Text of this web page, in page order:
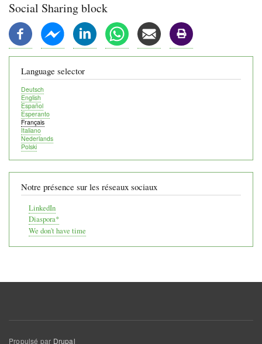
d'Ariane
Social Sharing block
Language selector
Deutsch
English
Español
Esperanto
Français
Italiano
Nederlands
Polski
Notre présence sur les réseaux sociaux
LinkedIn
Diaspora*
We don't have time
Propulsé par Drupal